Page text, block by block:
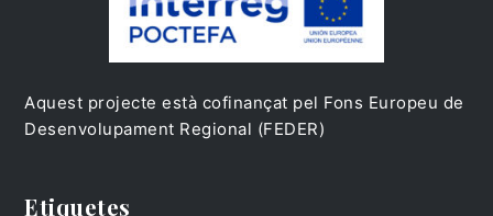
Aquest projecte està cofinançat pel Fons Europeu de
Desenvolupament Regional (FEDER)
Etiquetes